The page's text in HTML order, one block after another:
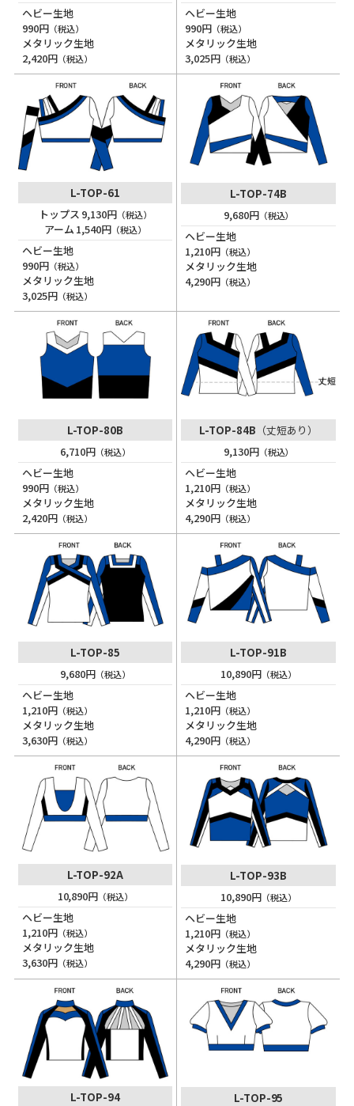
ヘビー生地
990円（税込）
メタリック生地
2,420円（税込）
ヘビー生地
990円（税込）
メタリック生地
3,025円（税込）
L-TOP-61
トップス 9,130円 （税込）
アーム 1,540円 （税込）
ヘビー生地
990円（税込）
メタリック生地
3,025円（税込）
L-TOP-74B
9,680円（税込）
ヘビー生地
1,210円（税込）
メタリック生地
4,290円（税込）
L-TOP-80B
6,710円（税込）
ヘビー生地
990円（税込）
メタリック生地
2,420円（税込）
L-TOP-84B （丈短あり）
9,130円（税込）
ヘビー生地
1,210円（税込）
メタリック生地
4,290円（税込）
L-TOP-85
9,680円（税込）
ヘビー生地
1,210円（税込）
メタリック生地
3,630円（税込）
L-TOP-91B
10,890円 （税込）
ヘビー生地
1,210円（税込）
メタリック生地
4,290円（税込）
L-TOP-92A
10,890円 （税込）
ヘビー生地
1,210円（税込）
メタリック生地
3,630円（税込）
L-TOP-93B
10,890円 （税込）
ヘビー生地
1,210円（税込）
メタリック生地
4,290円（税込）
L-TOP-94
L-TOP-95